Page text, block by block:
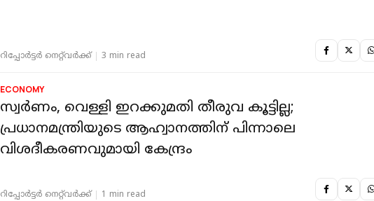
റിപ്പോർട്ടർ നെറ്റ്‌വര്‍ക്ക്‌ 3 min read
ECONOMY
സ്വര്‍ണം, വെള്ളി ഇറക്കുമതി തീരുവ കൂട്ടില്ല;
പ്രധാനമന്ത്രിയുടെ ആഹ്വാനത്തിന് പിന്നാലെ
വിശദീകരണവുമായി കേന്ദ്രം
റിപ്പോർട്ടർ നെറ്റ്‌വര്‍ക്ക്‌ 1 min read